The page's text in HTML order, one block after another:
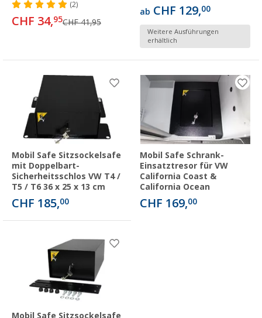
(2)
CHF 34,95CHF 41,95
ab CHF 129,00
Weitere Ausführungen
erhältlich
Mobil Safe Sitzsockelsafe
mit Doppelbart-
Sicherheitsschlos VW T4 /
T5 / T6 36 x 25 x 13 cm
CHF 185,00
Mobil Safe Schrank-
Einsatztresor für VW
California Coast &
California Ocean
CHF 169,00
Mobil Safe Sitzsockelsafe